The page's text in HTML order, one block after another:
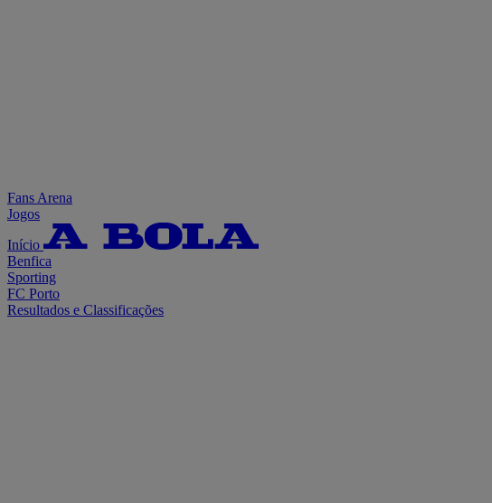
Fans Arena
Jogos
Início
Benfica
Sporting
FC Porto
Resultados e Classificações